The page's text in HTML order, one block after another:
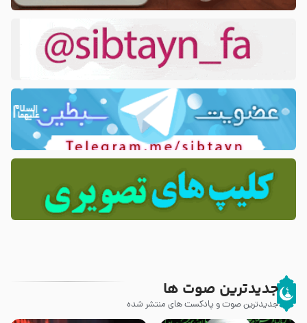
جدیدترین صوت ها
جدیدترین صوت و پادکست های منتشر شده